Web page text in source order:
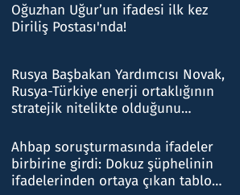
Oğuzhan Uğur’un ifadesi ilk kez
Diriliş Postası'nda!
Rusya Başbakan Yardımcısı Novak,
Rusya-Türkiye enerji ortaklığının
stratejik nitelikte olduğunu
Ahbap soruşturmasında ifadeler
birbirine girdi: Dokuz şüphelinin
ifadelerinden ortaya çıkan tablo